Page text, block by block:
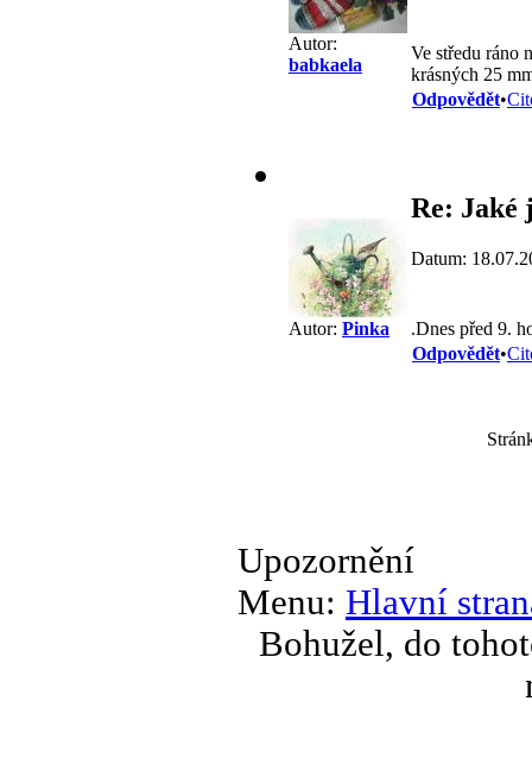
Autor:
babkaela
Ve středu ráno
krásných 25
Odpovědět•
Autor: Pinka
Re: Jaké
Datum:
.Dnes před 9.
Odpovědět•
Upozornění
Menu: Hlavní
Bohužel, do